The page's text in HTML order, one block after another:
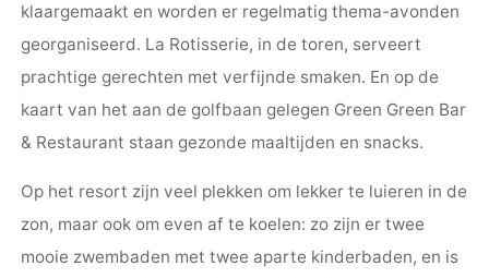
klaargemaakt en worden er regelmatig thema-avonden
georganiseerd. La Rotisserie, in de toren, serveert
prachtige gerechten met verfijnde smaken. En op de
kaart van het aan de golfbaan gelegen Green Green Bar
& Restaurant staan gezonde maaltijden en snacks.
Op het resort zijn veel plekken om lekker te luieren in de
zon, maar ook om even af te koelen: zo zijn er twee
mooie zwembaden met twee aparte kinderbaden, en is